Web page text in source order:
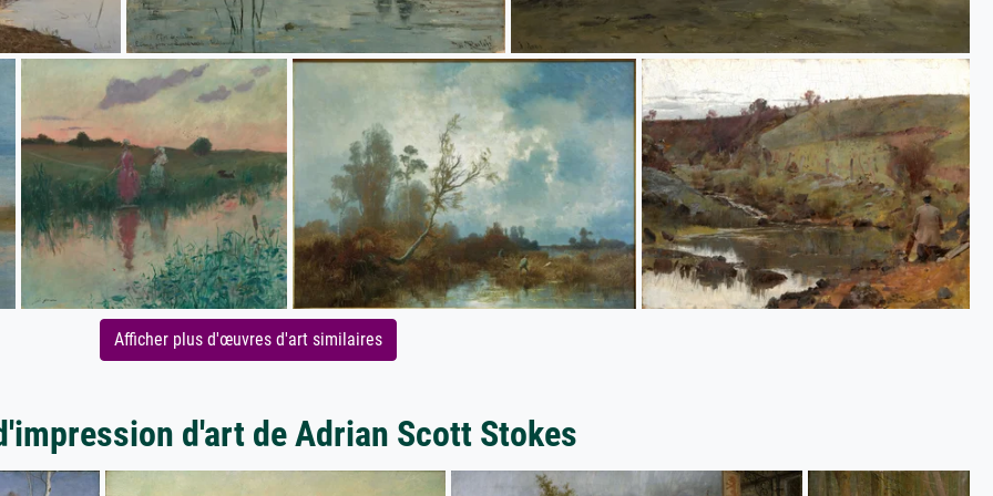
Afficher plus d'œuvres d'art similaires
d'art de Adrian Scott Stokes